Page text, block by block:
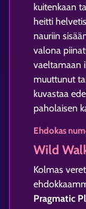
kuitenkaan
heitti
nauriin
valona
vaeltamaan
muuttunut
kuvastaa
paholaisen
Ehdokas
Wild
Kolmas
Pragmatic